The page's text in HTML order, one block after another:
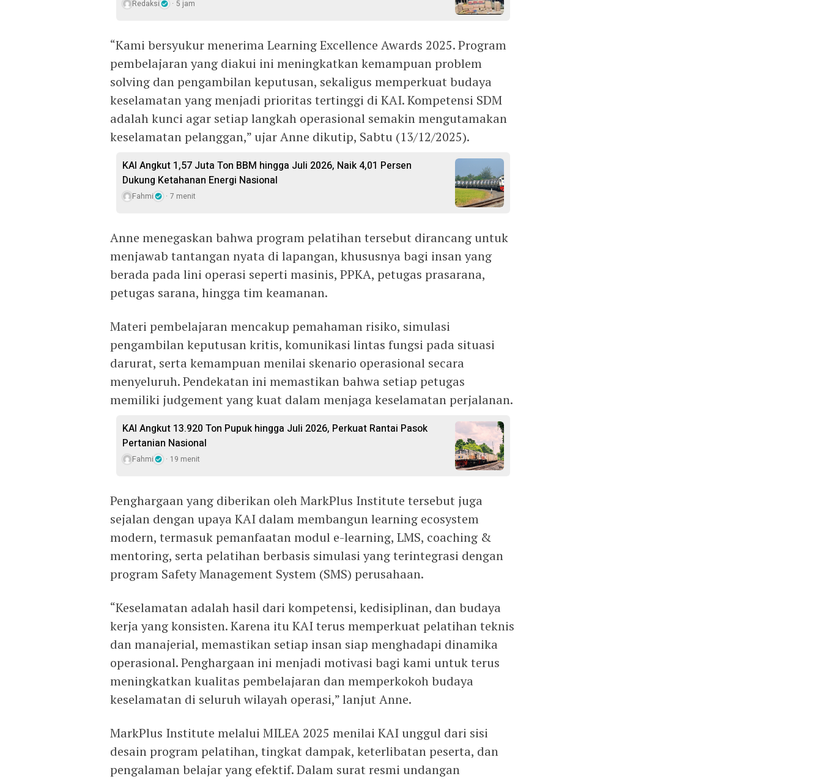
Redaksi 5 jam
“Kami bersyukur menerima Learning Excellence Awards 2025. Program
pembelajaran yang diakui ini meningkatkan kemampuan problem
solving dan pengambilan keputusan, sekaligus memperkuat budaya
keselamatan yang menjadi prioritas tertinggi di KAI. Kompetensi SDM
adalah kunci agar setiap langkah operasional semakin mengutamakan
keselamatan pelanggan,” ujar Anne dikutip, Sabtu (13/12/2025).
KAI Angkut 1,57 Juta Ton BBM hingga Juli 2026, Naik 4,01 Persen
Dukung Ketahanan Energi Nasional
Fahmi 7 menit
Anne menegaskan bahwa program pelatihan tersebut dirancang untuk
menjawab tantangan nyata di lapangan, khususnya bagi insan yang
berada pada lini operasi seperti masinis, PPKA, petugas prasarana,
petugas sarana, hingga tim keamanan.
Materi pembelajaran mencakup pemahaman risiko, simulasi
pengambilan keputusan kritis, komunikasi lintas fungsi pada situasi
darurat, serta kemampuan menilai skenario operasional secara
menyeluruh. Pendekatan ini memastikan bahwa setiap petugas
memiliki judgement yang kuat dalam menjaga keselamatan perjalanan.
KAI Angkut 13.920 Ton Pupuk hingga Juli 2026, Perkuat Rantai Pasok
Pertanian Nasional
Fahmi 19 menit
Penghargaan yang diberikan oleh MarkPlus Institute tersebut juga
sejalan dengan upaya KAI dalam membangun learning ecosystem
modern, termasuk pemanfaatan modul e-learning, LMS, coaching &
mentoring, serta pelatihan berbasis simulasi yang terintegrasi dengan
program Safety Management System (SMS) perusahaan.
“Keselamatan adalah hasil dari kompetensi, kedisiplinan, dan budaya
kerja yang konsisten. Karena itu KAI terus memperkuat pelatihan teknis
dan manajerial, memastikan setiap insan siap menghadapi dinamika
operasional. Penghargaan ini menjadi motivasi bagi kami untuk terus
meningkatkan kualitas pembelajaran dan memperkokoh budaya
keselamatan di seluruh wilayah operasi,” lanjut Anne.
MarkPlus Institute melalui MILEA 2025 menilai KAI unggul dari sisi
desain program pelatihan, tingkat dampak, keterlibatan peserta, dan
pengalaman belajar yang efektif. Dalam surat resmi undangan